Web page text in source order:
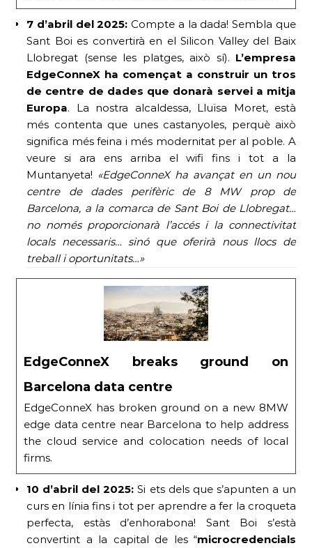
7 d’abril del 2025: Compte a la dada! Sembla que
Sant Boi es convertirà en el Silicon Valley del Baix
Llobregat (sense les platges, això sí). L’empresa
EdgeConneX ha començat a construir un tros
de centre de dades que donarà servei a mitja
Europa. La nostra alcaldessa, Lluïsa Moret, està
més contenta que unes castanyoles, perquè això
significa més feina i més modernitat per al poble. A
veure si ara ens arriba el wifi fins i tot a la
Muntanyeta! «EdgeConneX ha avançat en un nou
centre de dades perifèric de 8 MW prop de
Barcelona, ​​a la comarca de Sant Boi de Llobregat…
no només proporcionarà l’accés i la connectivitat
locals necessaris… sinó que oferirà nous llocs de
treball i oportunitats…»
EdgeConneX breaks ground on
Barcelona data centre
EdgeConneX has broken ground on a new 8MW
edge data centre near Barcelona to help address
the cloud service and colocation needs of local
firms.
10 d’abril del 2025: Si ets dels que s’apunten a un
curs en línia fins i tot per aprendre a fer la croqueta
perfecta, estàs d’enhorabona! Sant Boi s’està
convertint a la capital de les “microcredencials